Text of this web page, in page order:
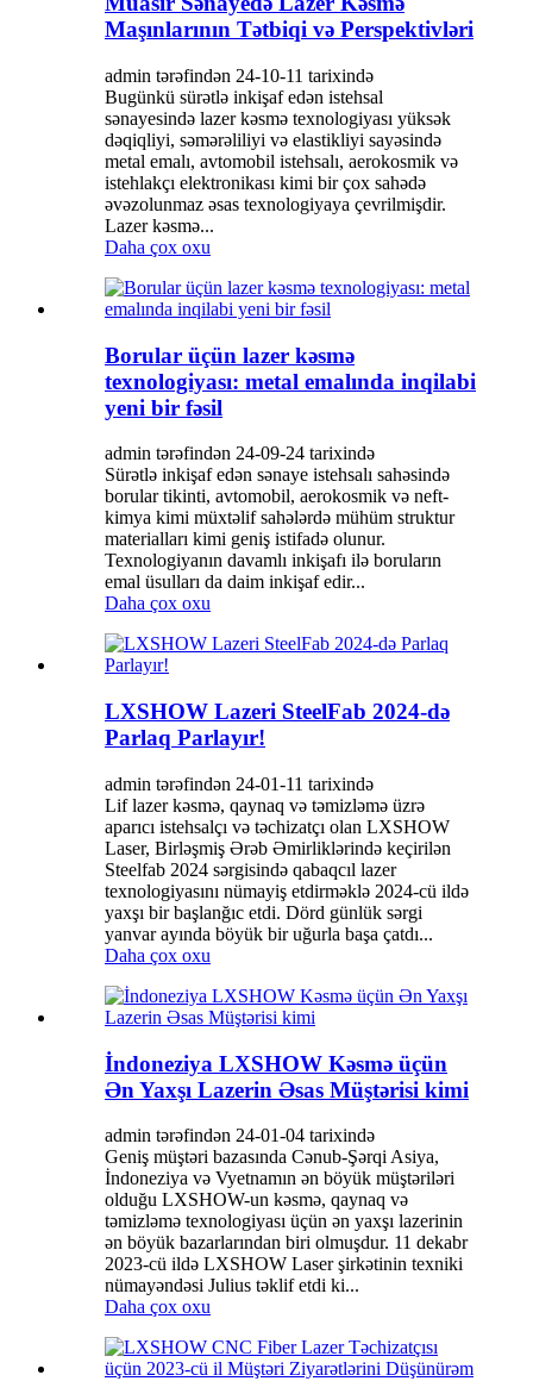
Maşınlarının Tətbiqi və Perspektivləri
admin tərəfindən 24-10-11 tarixində
Bugünkü sürətlə inkişaf edən istehsal
sənayesində lazer kəsmə texnologiyası yüksək
dəqiqliyi, səmərəliliyi və elastikliyi sayəsində
metal emalı, avtomobil istehsalı, aerokosmik və
istehlakçı elektronikası kimi bir çox sahədə
əvəzolunmaz əsas texnologiyaya çevrilmişdir.
Lazer kəsmə...
Daha çox oxu
Borular üçün lazer kəsmə
texnologiyası: metal emalında inqilabi
yeni bir fəsil
admin tərəfindən 24-09-24 tarixində
Sürətlə inkişaf edən sənaye istehsalı sahəsində
borular tikinti, avtomobil, aerokosmik və neft-
kimya kimi müxtəlif sahələrdə mühüm struktur
materialları kimi geniş istifadə olunur.
Texnologiyanın davamlı inkişafı ilə boruların
emal üsulları da daim inkişaf edir...
Daha çox oxu
LXSHOW Lazeri SteelFab 2024-də
Parlaq Parlayır!
admin tərəfindən 24-01-11 tarixində
Lif lazer kəsmə, qaynaq və təmizləmə üzrə
aparıcı istehsalçı və təchizatçı olan LXSHOW
Laser, Birləşmiş Ərəb Əmirliklərində keçirilən
Steelfab 2024 sərgisində qabaqcıl lazer
texnologiyasını nümayiş etdirməklə 2024-cü ildə
yaxşı bir başlanğıc etdi. Dörd günlük sərgi
yanvar ayında böyük bir uğurla başa çatdı...
Daha çox oxu
İndoneziya LXSHOW Kəsmə üçün
Ən Yaxşı Lazerin Əsas Müştərisi kimi
admin tərəfindən 24-01-04 tarixində
Geniş müştəri bazasında Cənub-Şərqi Asiya,
İndoneziya və Vyetnamın ən böyük müştəriləri
olduğu LXSHOW-un kəsmə, qaynaq və
təmizləmə texnologiyası üçün ən yaxşı lazerinin
ən böyük bazarlarından biri olmuşdur. 11 dekabr
2023-cü ildə LXSHOW Laser şirkətinin texniki
nümayəndəsi Julius təklif etdi ki...
Daha çox oxu